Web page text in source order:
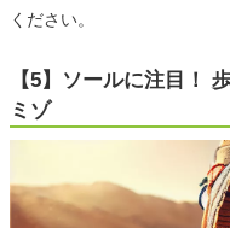
ください。
【5】ソールに注目！
ミゾ